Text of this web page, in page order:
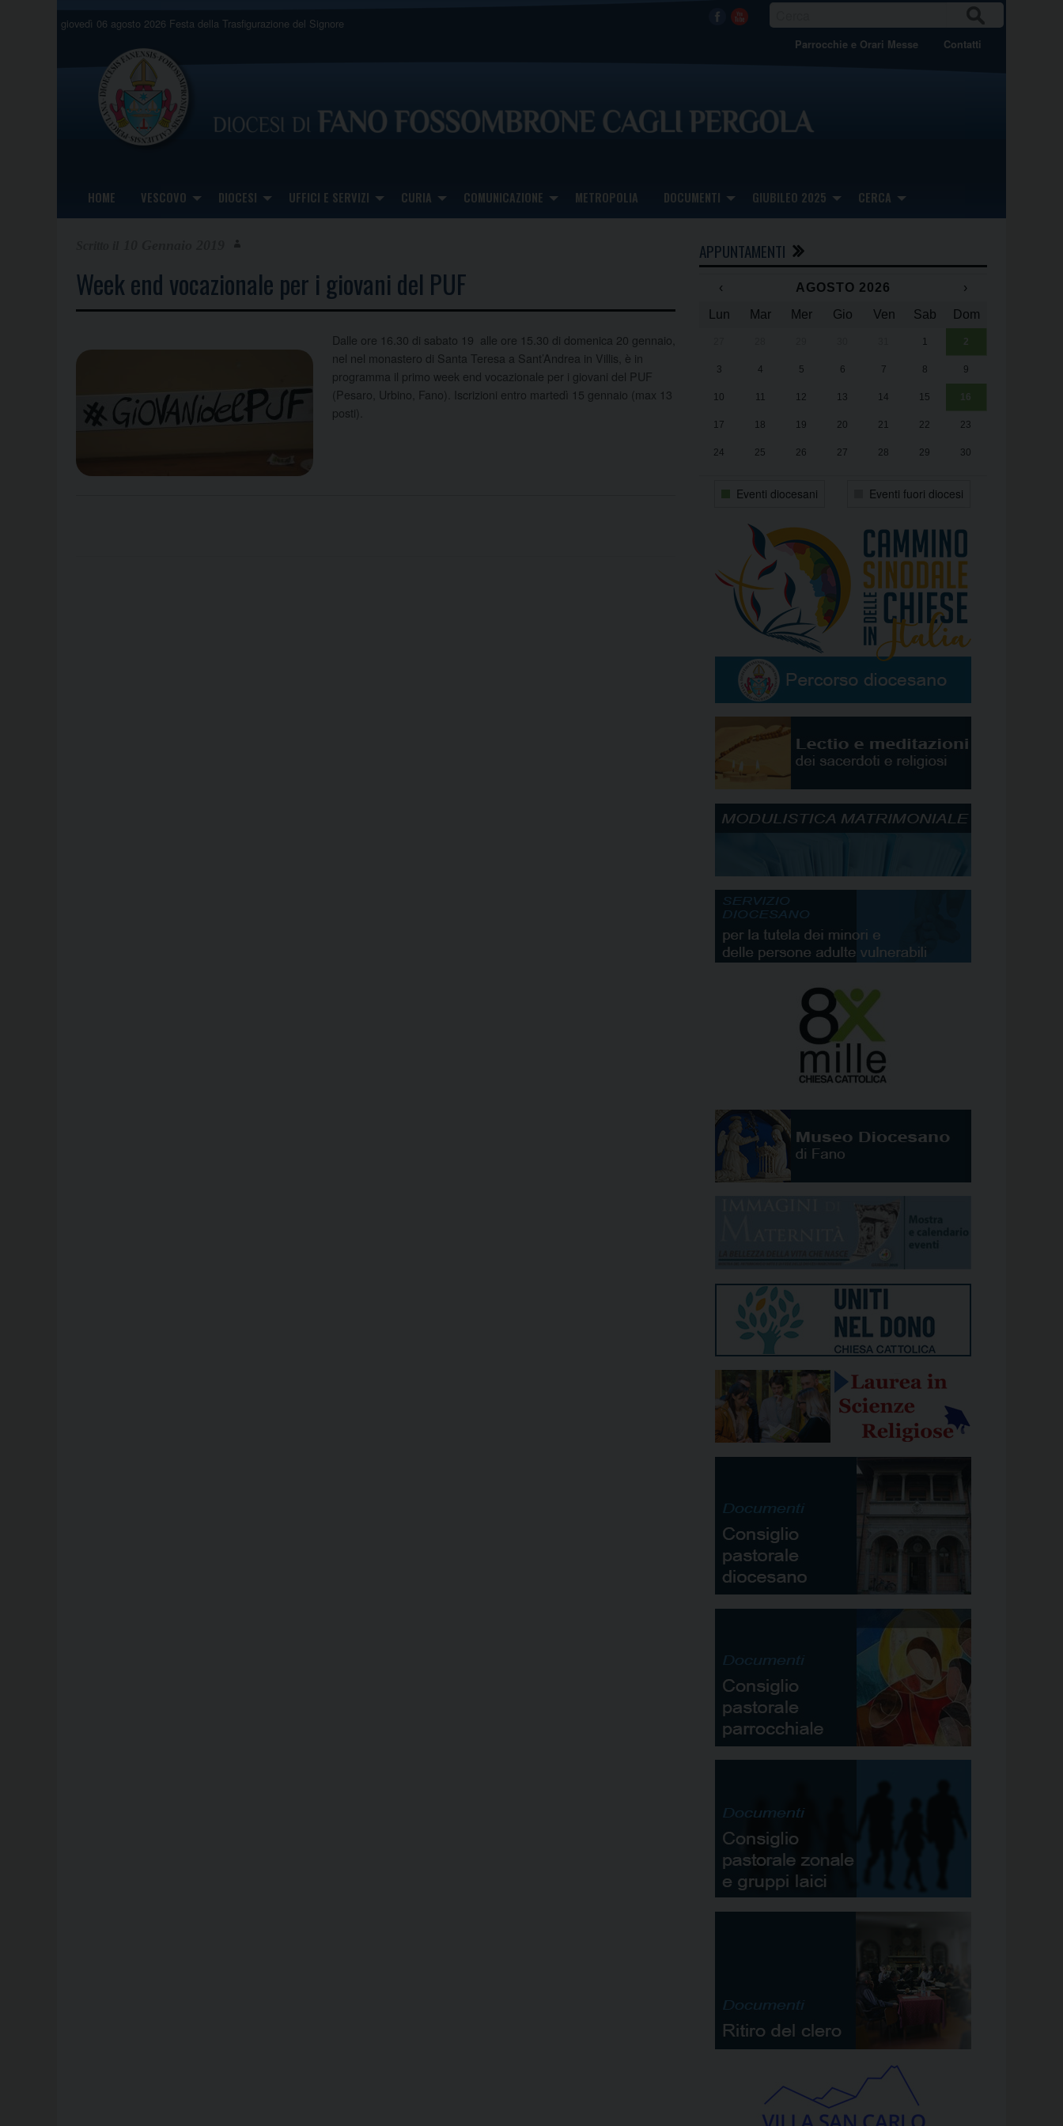
giovedì 06 agosto 2026 Festa della Trasfigurazione del Signore Facebook
Youtube CA
Parrocchie e Orari Messe Contatti
HOME VESCOVO DIOCESI UFFICI E SERVIZI CURIA COMUNICAZIONE METROPOLIA DOCUMENTI GIUBILEO 2025 CERCA
Week end vocazionale per i giovani del PUF
Dalle ore 16.30 di sabato 19 alle ore 15.30 di domenica 20 gennaio,
nel nel monastero di Santa Teresa a Sant’Andrea in Villis, è in
programma il primo week end vocazionale per i giovani del PUF
(Pesaro, Urbino, Fano). Iscrizioni entro martedì 15 gennaio (max 13
posti).
APPUNTAMENTI
‹ AGOSTO 2026
›
Lun
Mar Mer Gio Ven Sab Dom
1 2
3 4 5 6 7 8 9
10 11 12 13 14 15 16
17 18 19 20 21 22 23
24 25 26 27 28 29 30
Eventi diocesani Eventi fuori diocesi